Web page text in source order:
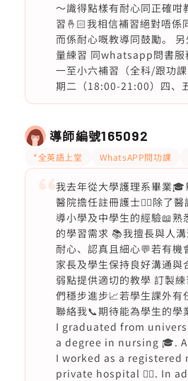
～識得點樣有耐心同正確咁
習🤞🏻我相信補習絕對唔係
而係耐心嘅教導同鼓勵。
量練習 同whatsapp問書服
一至小六補習（全科/跟功
期二（18:00-21:00）四、
導師編號165092
*全英語上堂 WhatsAPP問功課
我去年從大學護理系畢業
醫院擔任註冊護士👩‍⚕️除了
導小學及中學生的經驗📖熟
的學習需求 📚我擅長與人
耐心、認真且細心💬若有機
家長及學生保持良好溝通與
弱點提供適切的教學 訂製
們穩步進步📈若學生課外有
聯絡我📞期待能為學生的學
I graduated from
a degree in nursing 🎓.
I worked as a registered
private hospital 👩‍⚕️. In